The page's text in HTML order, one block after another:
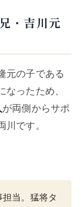
・吉川元
元の子である
なったため、
が両側からサポ
川です。
担当。猛将タ